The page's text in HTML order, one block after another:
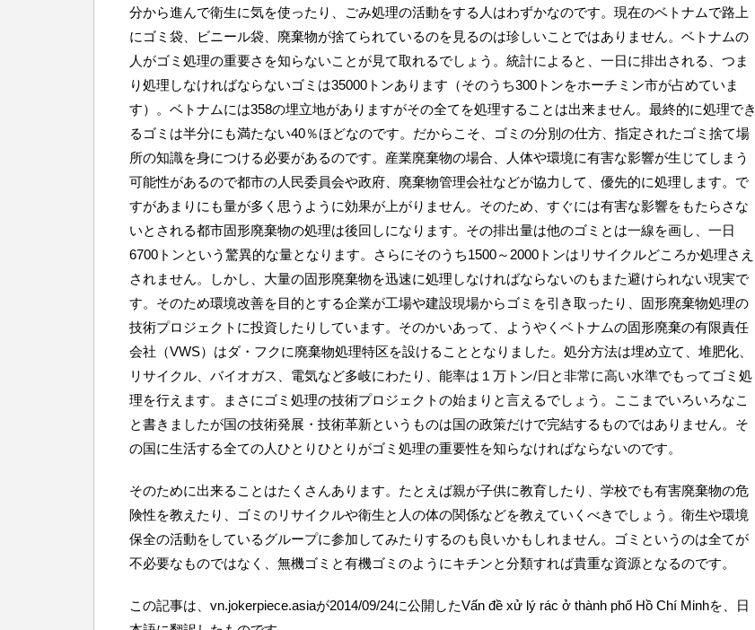
分から進んで衛生に気を使ったり、ごみ処理の活動をする人はわずかなのです。現在のベトナムで路上
にゴミ袋、ビニール袋、廃棄物が捨てられているのを見るのは珍しいことではありません。ベトナムの
人がゴミ処理の重要さを知らないことが見て取れるでしょう。統計によると、一日に排出される、つま
り処理しなければならないゴミは35000トンあります（そのうち300トンをホーチミン市が占めていま
す）。ベトナムには358の埋立地がありますがその全てを処理することは出来ません。最終的に処理でき
るゴミは半分にも満たない40％ほどなのです。だからこそ、ゴミの分別の仕方、指定されたゴミ捨て場
所の知識を身につける必要があるのです。産業廃棄物の場合、人体や環境に有害な影響が生じてしまう
可能性があるので都市の人民委員会や政府、廃棄物管理会社などが協力して、優先的に処理します。で
すがあまりにも量が多く思うように効果が上がりません。そのため、すぐには有害な影響をもたらさな
いとされる都市固形廃棄物の処理は後回しになります。その排出量は他のゴミとは一線を画し、一日
6700トンという驚異的な量となります。さらにそのうち1500～2000トンはリサイクルどころか処理さえ
されません。しかし、大量の固形廃棄物を迅速に処理しなければならないのもまた避けられない現実で
す。そのため環境改善を目的とする企業が工場や建設現場からゴミを引き取ったり、固形廃棄物処理の
技術プロジェクトに投資したりしています。そのかいあって、ようやくベトナムの固形廃棄の有限責任
会社（VWS）はダ・フクに廃棄物処理特区を設けることとなりました。処分方法は埋め立て、堆肥化、
リサイクル、バイオガス、電気など多岐にわたり、能率は１万トン/日と非常に高い水準でもってゴミ処
理を行えます。まさにゴミ処理の技術プロジェクトの始まりと言えるでしょう。ここまでいろいろなこ
と書きましたが国の技術発展・技術革新というものは国の政策だけで完結するものではありません。そ
の国に生活する全ての人ひとりひとりがゴミ処理の重要性を知らなければならないのです。
そのために出来ることはたくさんあります。たとえば親が子供に教育したり、学校でも有害廃棄物の危
険性を教えたり、ゴミのリサイクルや衛生と人の体の関係などを教えていくべきでしょう。衛生や環境
保全の活動をしているグループに参加してみたりするのも良いかもしれません。ゴミというのは全てが
不必要なものではなく、無機ゴミと有機ゴミのようにキチンと分類すれば貴重な資源となるのです。
この記事は、vn.jokerpiece.asiaが2014/09/24に公開したVấn đề xử lý rác ở thành phố Hồ Chí Minhを、日